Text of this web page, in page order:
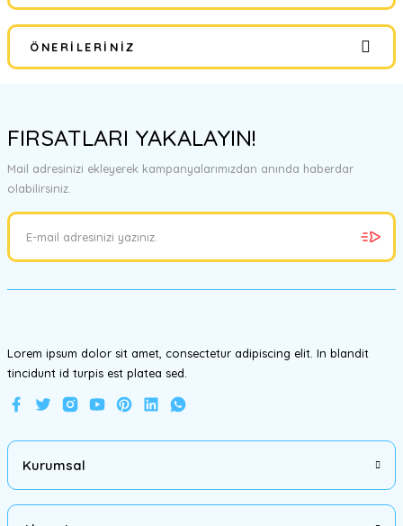
Bu ürüne ilk yorumu siz yapın!
ÖNERILERINIZ
tarafımıza iletebilirsiniz.
Görüş ve önerileriniz için teşekkür ederiz.
Ürün resmi kalitesiz, bozuk veya görüntülenemiyor.
Ürün bilgilerinde hatalar bulunuyor.
FIRSATLARI YAKALAYIN!
Mail adresinizi ekleyerek kampanyalarımızdan anında haberdar
olabilirsiniz.
Lorem ipsum dolor sit amet, consectetur adipiscing elit. In blandit
tincidunt id turpis est platea sed.
Kurumsal